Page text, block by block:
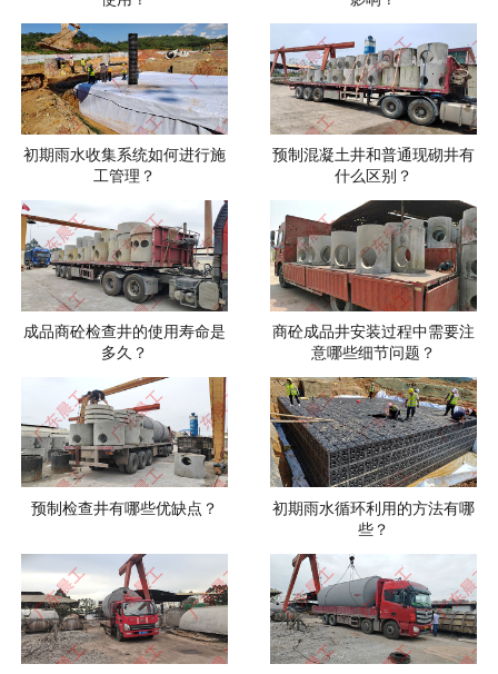
初期雨水收集系统如何进行施
工管理？
预制混凝土井和普通现砌井有
什么区别？
成品商砼检查井的使用寿命是
多久？
商砼成品井安装过程中需要注
意哪些细节问题？
预制检查井有哪些优缺点？
初期雨水循环利用的方法有哪
些？